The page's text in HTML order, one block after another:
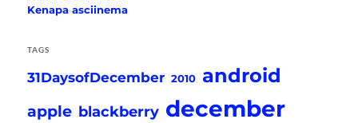
Kenapa asciinema
TAGS
31DaysofDecember 2010 android
apple blackberry december